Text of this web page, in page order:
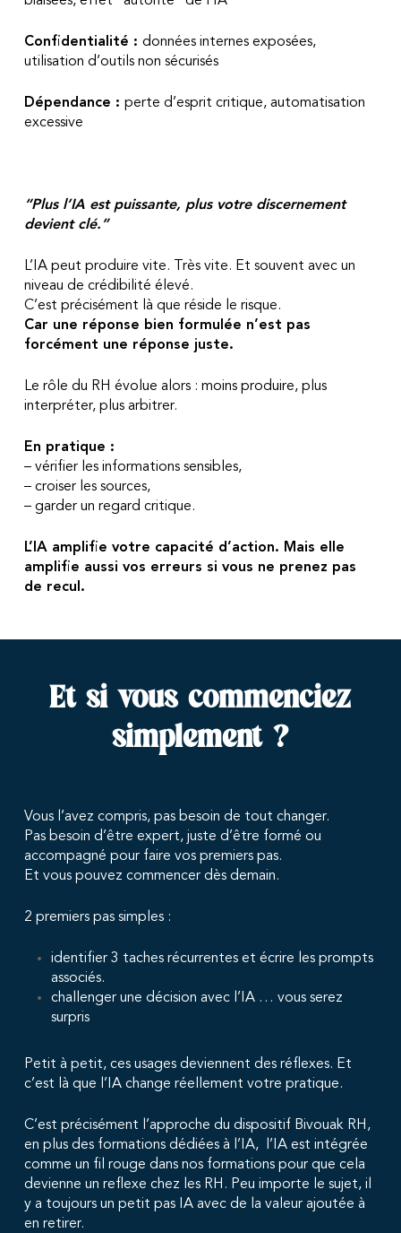
Confidentialité : données internes exposées,
utilisation d’outils non sécurisés
Dépendance : perte d’esprit critique, automatisation
excessive
“Plus l’IA est puissante, plus votre discernement
devient clé.”
L’IA peut produire vite. Très vite. Et souvent avec un
niveau de crédibilité élevé.
C’est précisément là que réside le risque.
Car une réponse bien formulée n’est pas
forcément une réponse juste.
Le rôle du RH évolue alors : moins produire, plus
interpréter, plus arbitrer.
En pratique :
– vérifier les informations sensibles,
– croiser les sources,
– garder un regard critique.
L’IA amplifie votre capacité d’action. Mais elle
amplifie aussi vos erreurs si vous ne prenez pas
de recul.
Et si vous commenciez
simplement ?
Vous l’avez compris, pas besoin de tout changer.
Pas besoin d’être expert, juste d’être formé ou
accompagné pour faire vos premiers pas.
Et vous pouvez commencer dès demain.
2 premiers pas simples :
identifier 3 taches récurrentes et écrire les prompts
associés.
challenger une décision avec l’IA … vous serez
surpris
Petit à petit, ces usages deviennent des réflexes. Et
c’est là que l’IA change réellement votre pratique.
C’est précisément l’approche du dispositif Bivouak RH,
en plus des formations dédiées à l’IA, l’IA est intégrée
comme un fil rouge dans nos formations pour que cela
devienne un reflexe chez les RH. Peu importe le sujet, il
y a toujours un petit pas IA avec de la valeur ajoutée à
en retirer.